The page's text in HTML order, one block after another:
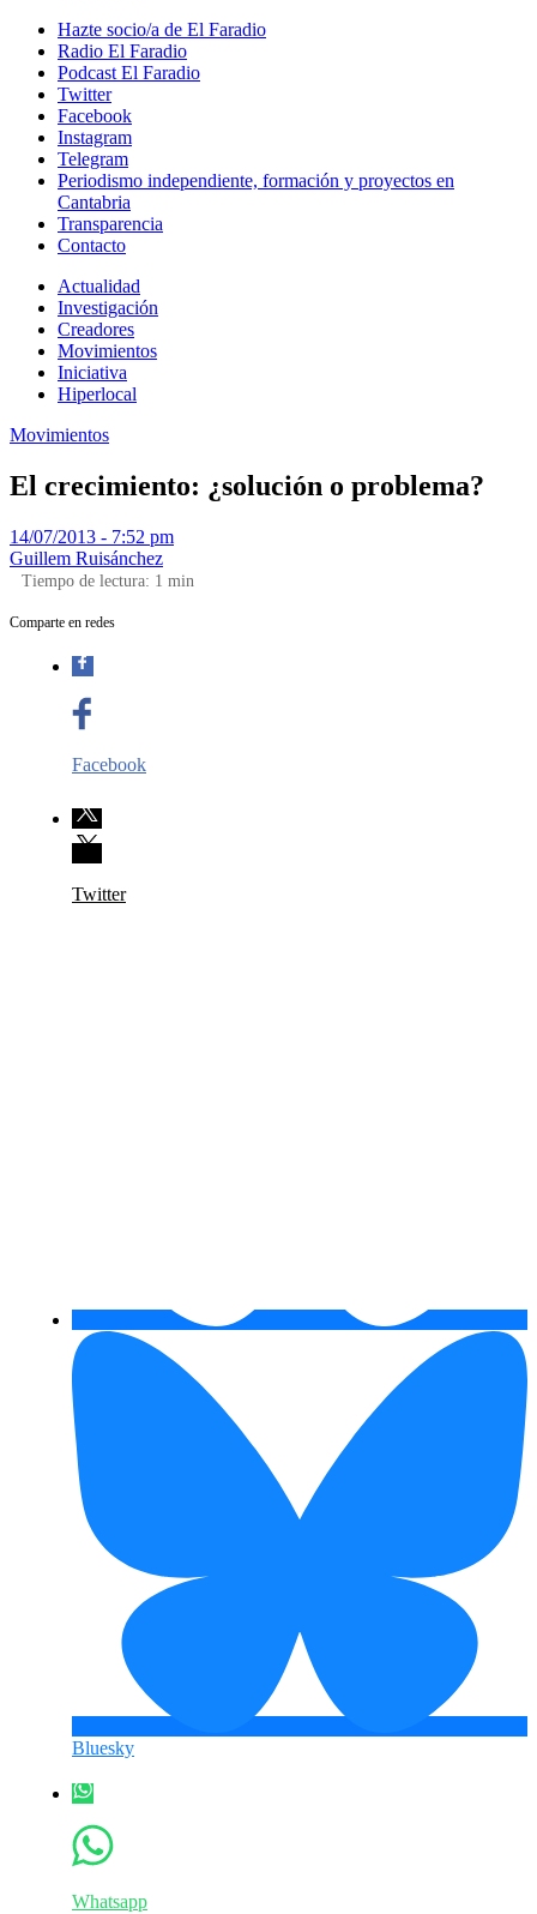
Hazte socio/a de El Faradio
Radio El Faradio
Podcast El Faradio
Twitter
Facebook
Instagram
Telegram
Periodismo independiente, formación y proyectos en
Cantabria
Transparencia
Contacto
Actualidad
Investigación
Creadores
Movimientos
Iniciativa
Hiperlocal
Movimientos
El crecimiento: ¿solución o problema?
14/07/2013 - 7:52 pm
Guillem Ruisánchez
Tiempo de lectura: 1 min
Comparte en redes
Facebook
Twitter
Bluesky
Whatsapp